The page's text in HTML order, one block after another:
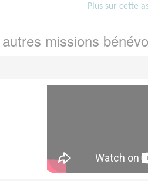
Plus sur cette
autres missions